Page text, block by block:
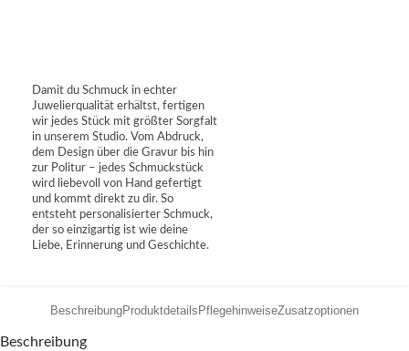
Damit du Schmuck in echter
Juwelierqualität erhältst, fertigen
wir jedes Stück mit größter Sorgfalt
in unserem Studio. Vom Abdruck,
dem Design über die Gravur bis hin
zur Politur – jedes Schmuckstück
wird liebevoll von Hand gefertigt
und kommt direkt zu dir. So
entsteht personalisierter Schmuck,
der so einzigartig ist wie deine
Liebe, Erinnerung und Geschichte.
BeschreibungProduktdetails PflegehinweiseZusatzoptionen
Beschreibung